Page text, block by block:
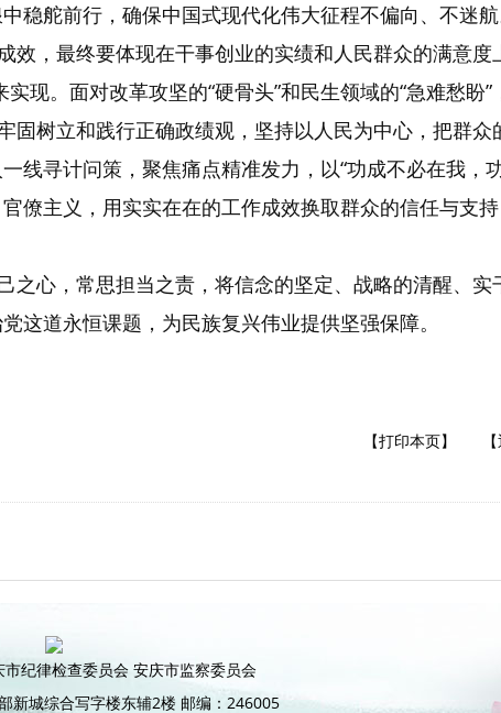
舵前行，确保中国式现代化伟大征程不偏向、不迷航
效，最终要体现在干事创业的实绩和人民群众的满意度
现。面对改革攻坚的“硬骨头”和民生领域的“急难愁盼
固树立和践行正确政绩观，坚持以人民为中心，把群众
线寻计问策，聚焦痛点精准发力，以“功成不必在我，
僚主义，用实实在在的工作成效换取群众的信任与支
之心，常思担当之责，将信念的坚定、战略的清醒、实
这道永恒课题，为民族复兴伟业提供坚强保障。
【打印本页】
纪律检查委员会 安庆市监察委员会
新城综合写字楼东辅2楼 邮编：246005